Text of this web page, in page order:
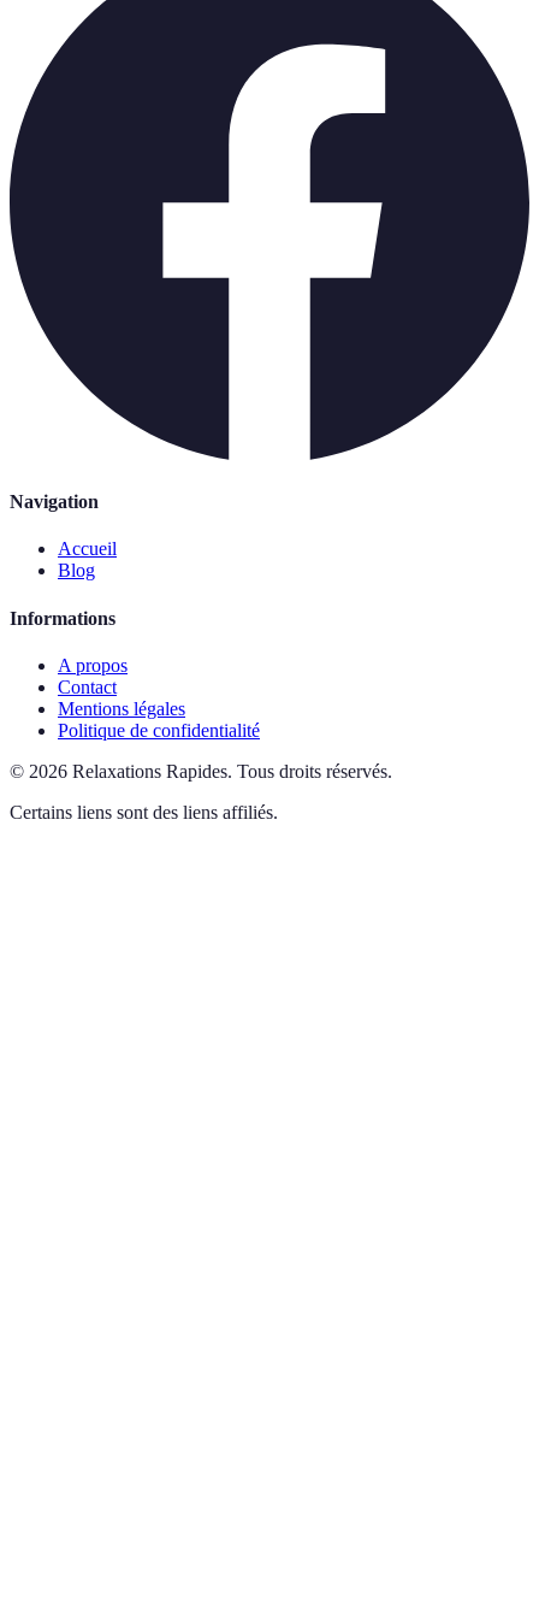
Navigation
Accueil
Blog
Informations
A propos
Contact
Mentions légales
Politique de confidentialité
© 2026 Relaxations Rapides. Tous droits réservés.
Certains liens sont des liens affiliés.